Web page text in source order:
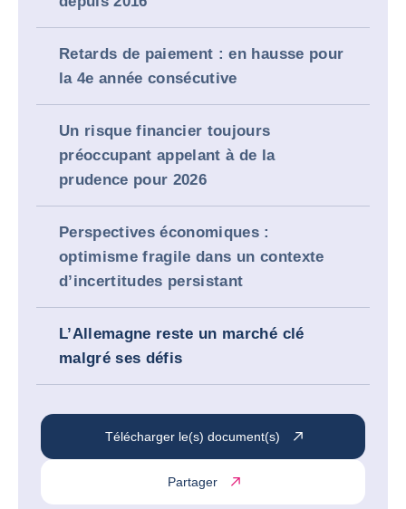
Retards de paiement : en hausse pour
la 4e année consécutive
Un risque financier toujours
préoccupant appelant à de la
prudence pour 2026
Perspectives économiques :
optimisme fragile dans un contexte
d’incertitudes persistant
L’Allemagne reste un marché clé
malgré ses défis
Télécharger le(s) document(s)
Partager